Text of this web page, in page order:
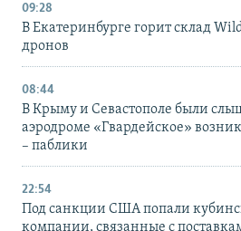
09:28
В Екатеринбурге горит склад
дронов
08:44
В Крыму и Севастополе были
аэродроме «Гвардейское»
– паблики
22:54
Под санкции США попали
компании, связанные с